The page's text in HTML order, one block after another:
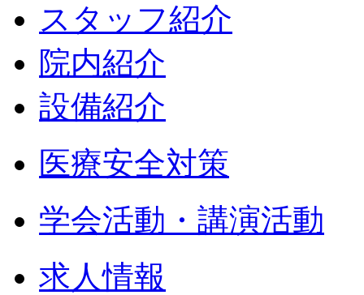
スタッフ紹介
院内紹介
設備紹介
医療安全対策
学会活動・講演活動
求人情報